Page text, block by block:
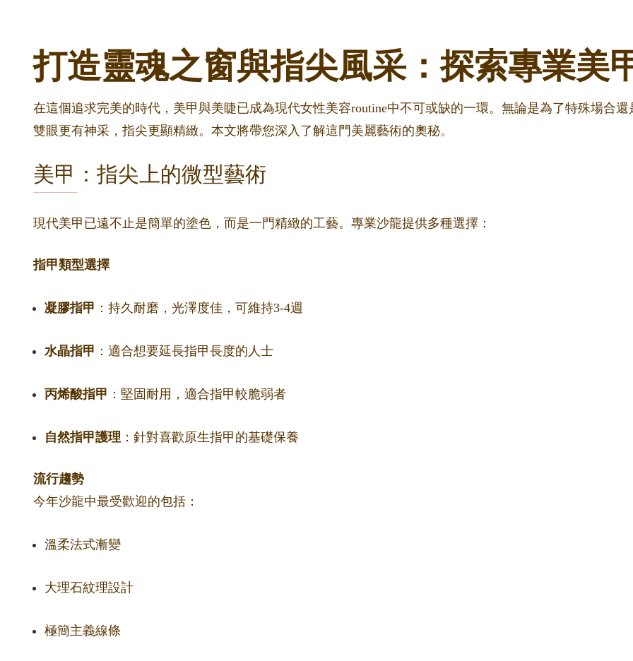
打造靈魂之窗與指尖風采：探索專業美
在這個追求完美的時代，美甲與美睫已成為現代女性美容routine中不可或缺的一環。無論是為了特殊場合
雙眼更有神采，指尖更顯精緻。本文將帶您深入了解這門美麗藝術的奧秘。
美甲：指尖上的微型藝術
現代美甲已遠不止是簡單的塗色，而是一門精緻的工藝。專業沙龍提供多種選擇：
指甲類型選擇
凝膠指甲 ：持久耐磨，光澤度佳，可維持3-4週
水晶指甲 ：適合想要延長指甲長度的人士
丙烯酸指甲 ：堅固耐用，適合指甲較脆弱者
自然指甲護理 ：針對喜歡原生指甲的基礎保養
流行趨勢
今年沙龍中最受歡迎的包括：
溫柔法式漸變
大理石紋理設計
極簡主義線條